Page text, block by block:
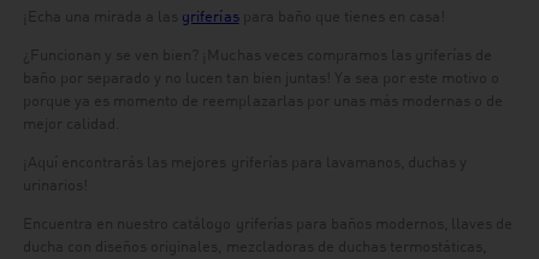
¡Echa una mirada a las griferíaspara baño que tienes en casa!
¿Funcionan y se ven bien? ¡Muchas veces compramos las griferías de
baño por separado y no lucen tan bien juntas! Ya sea por este motivo o
porque ya es momento de reemplazarlas por unas más modernas o de
mejor calidad.
¡Aquí encontrarás las mejores griferías para lavamanos, duchas y
urinarios!
Encuentra en nuestro catálogo griferías para baños modernos, llaves de
ducha con diseños originales, mezcladoras de duchas termostáticas,